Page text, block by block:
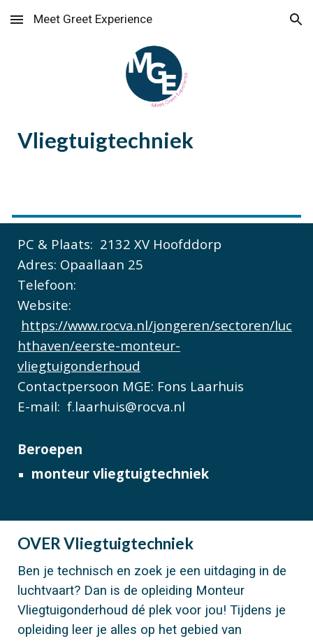
Skip to main content Skip to navigation
Meet Greet Experience
Vliegtuigtechniek
PC & Plaats: 2132 XV Hoofddorp
Adres: Opaallaan 25
Telefoon:
Website:
https://www.rocva.nl/jongeren/sectoren/luc
hthaven/eerste-monteur-
vliegtuigonderhoud
Contactpersoon MGE: Fons Laarhuis
E-mail: f.laarhuis@rocva.nl
Beroepen
monteur vliegtuigtechniek
OVERVliegtuigtechniek
Ben je technisch en zoek je een uitdaging in de
luchtvaart? Dan is de opleiding Monteur
Vliegtuigonderhoud dé plek voor jou! Tijdens je
opleiding leer je alles op het gebied van